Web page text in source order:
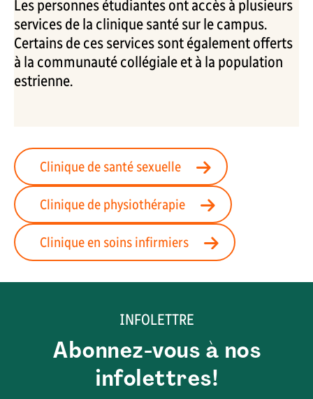
Les personnes étudiantes ont accès à plusieurs
services de la clinique santé sur le campus.
Certains de ces services sont également offerts
à la communauté collégiale et à la population
estrienne.
Clinique de santé sexuelle
Clinique de physiothérapie
Clinique en soins infirmiers
INFOLETTRE
Abonnez-vous à nos
infolettres!